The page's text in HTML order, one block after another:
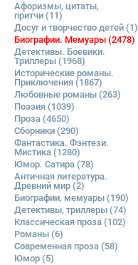
Афоризмы, цитаты,
притчи (11)
Досуг и творчество детей (1)
Биографии. Мемуары (2478)
Детективы. Боевики.
Триллеры (1968)
Исторические романы.
Приключения (1867)
Любовные романы (263)
Поэзия (1039)
Проза (4650)
Сборники (290)
Фантастика. Фэнтези.
Мистика (1280)
Юмор. Сатира (78)
Античная литература.
Древний мир (2)
Биографии, мемуары (190)
Детективы, триллеры (74)
Классическая проза (102)
Романы (6)
Современная проза (58)
Юмор (5)